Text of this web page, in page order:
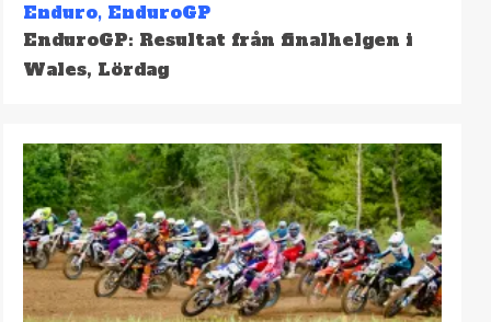
Enduro, EnduroGP
EnduroGP: Resultat från finalhelgen i
Wales, Lördag